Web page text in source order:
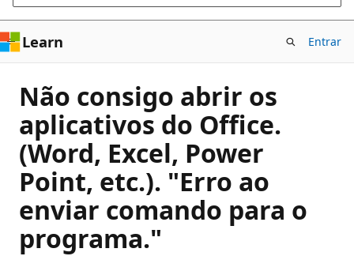
Learn Entrar
Não consigo abrir os
aplicativos do Office.
(Word, Excel, Power
Point, etc.). "Erro ao
enviar comando para o
programa."